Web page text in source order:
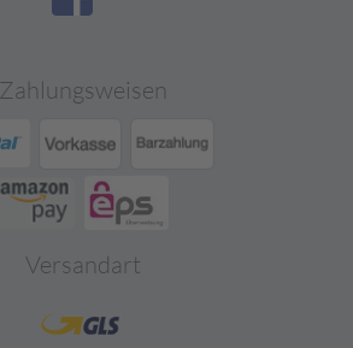
Zahlungsweisen
Versandart